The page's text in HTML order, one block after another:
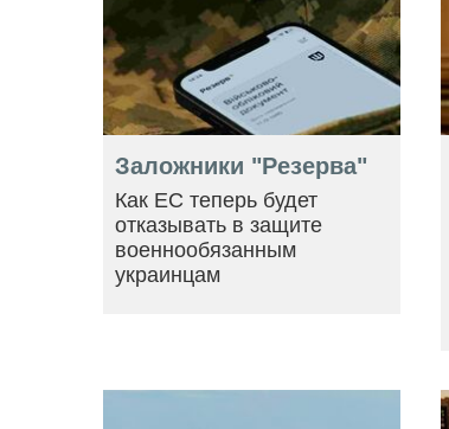
Заложники "Резерва"
Как ЕС теперь будет
отказывать в защите
военнообязанным
украинцам